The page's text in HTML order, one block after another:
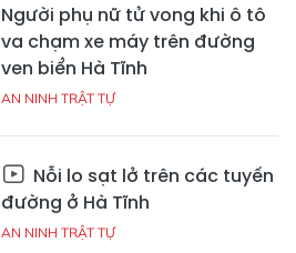
Người phụ nữ tử vong khi ô tô
va chạm xe máy trên đường
ven biển Hà Tĩnh
AN NINH TRẬT TỰ
Nỗi lo sạt lở trên các tuyến
đường ở Hà Tĩnh
AN NINH TRẬT TỰ